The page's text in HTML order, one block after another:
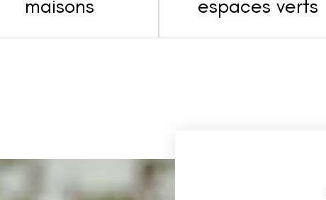
maisons espaces verts